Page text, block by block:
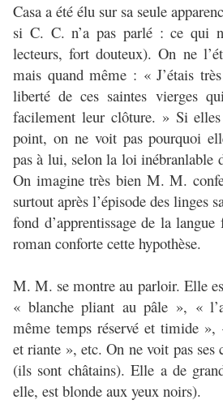
Casa a été élu sur sa seule
si C. C. n’a pas parlé : ce qui
lecteurs, fort douteux). On ne
mais quand même : « J’étais
liberté de ces saintes vierges
facilement leur clôture. » Si
point, on ne voit pas pourquoi
pas à lui, selon la loi inébranlable
On imagine très bien M. M.
surtout après l’épisode des linges
fond d’apprentissage de la
roman conforte cette hypothèse.
M. M. se montre au parloir. Elle
« blanche pliant au pâle », «
même temps réservé et timide »,
et riante », etc. On ne voit pas ses
(ils sont châtains). Elle a de
elle, est blonde aux yeux noirs).